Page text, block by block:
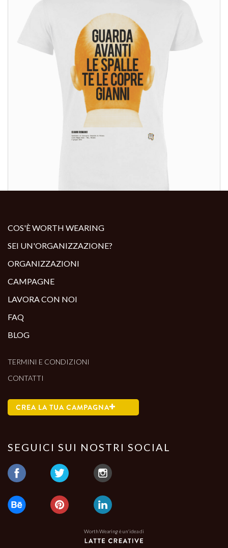
COS'È WORTH WEARING
SEI UN'ORGANIZZAZIONE?
ORGANIZZAZIONI
CAMPAGNE
LAVORA CON NOI
FAQ
BLOG
TERMINI E CONDIZIONI
CONTATTI
CREA LA TUA CAMPAGNA
SEGUICI SUI NOSTRI SOCIAL
Worth Wearing è un'idea di